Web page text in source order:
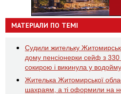
МАТЕРІАЛИ ПО ТЕМІ
Судили жительку
дому пенсіонерки сейф з 330
сокирою і викинула у водойму
Жителька Житомирської
шахраям, а ті оформили на